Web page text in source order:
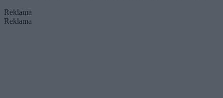
Reklama
Reklama